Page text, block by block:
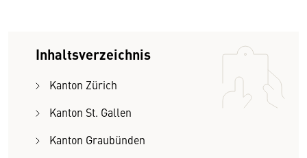
Inhaltsverzeichnis
Kanton Zürich
Kanton St. Gallen
Kanton Graubünden